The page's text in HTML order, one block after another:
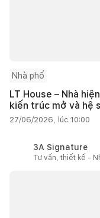
Nhà phố
LT House – Nhà
kiến trúc mở và hệ
27/06/2026, lúc 10:00
3A Signature
Tư vấn, thiết kế -